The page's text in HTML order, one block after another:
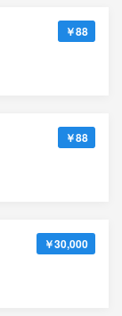
￥88
￥88
￥30,000